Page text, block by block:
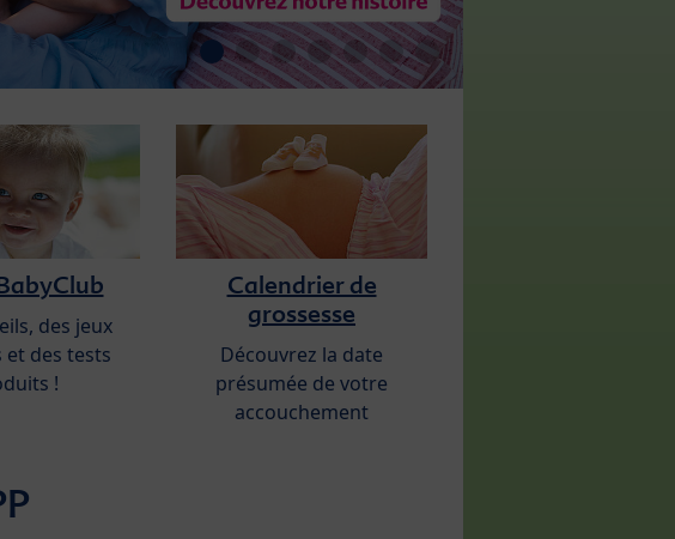
des jeux
et des tests
!
Calendrier de
grossesse
Découvrez la date
présumée de votre
accouchement